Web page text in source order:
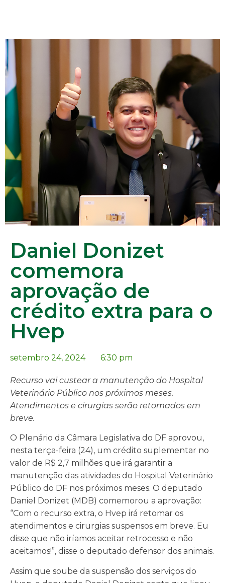
Daniel Donizet
comemora
aprovação de
crédito extra para o
Hvep
setembro 24, 2024 6:30 pm
Recurso vai custear a manutenção do Hospital
Veterinário Público nos próximos meses.
Atendimentos e cirurgias serão retomados em
breve.
O Plenário da Câmara Legislativa do DF aprovou,
nesta terça-feira (24), um crédito suplementar no
valor de R$ 2,7 milhões que irá garantir a
manutenção das atividades do Hospital Veterinário
Público do DF nos próximos meses. O deputado
Daniel Donizet (MDB) comemorou a aprovação:
“Com o recurso extra, o Hvep irá retomar os
atendimentos e cirurgias suspensos em breve. Eu
disse que não iríamos aceitar retrocesso e não
aceitamos!”, disse o deputado defensor dos animais.
Assim que soube da suspensão dos serviços do